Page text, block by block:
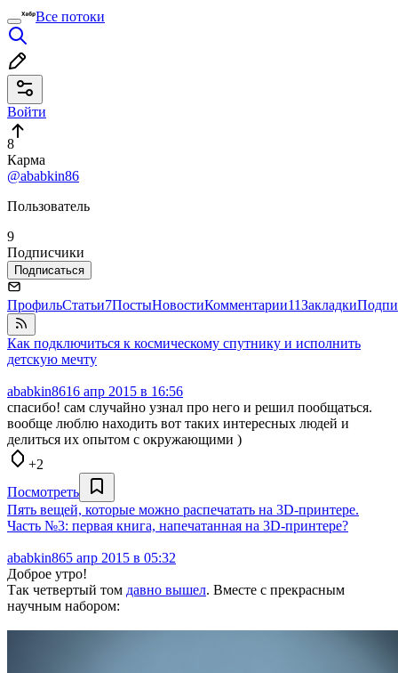
Все потоки
Войти
8
Карма
@ababkin86
Пользователь
9
Подписчики
Подписаться
ПрофильСтатьи7ПостыНовостиКомментарии11Закладки
Как подключиться к космическому спутнику и исполнить
детскую мечту
ababkin8616 апр 2015 в 16:56
спасибо! сам случайно узнал про него и решил пообщаться.
вообще люблю находить вот таких интересных людей и
делиться их опытом с окружающими )
+2
Посмотреть
Пять вещей, которые можно распечатать на 3D-принтере.
Часть №3: первая книга, напечатанная на 3D-принтере?
ababkin865 апр 2015 в 05:32
Доброе утро!
Так четвертый том давно вышел. Вместе с прекрасным
научным набором: